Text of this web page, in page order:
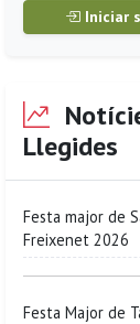
Iniciar
Llegides
Festa major de
Freixenet 2026
Festa Major de